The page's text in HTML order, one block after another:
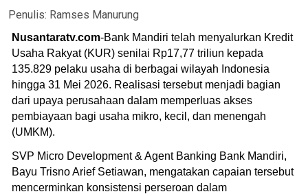
Penulis: Ramses Manurung
Nusantaratv.com-Bank Mandiri telah menyalurkan Kredit
Usaha Rakyat (KUR) senilai Rp17,77 triliun kepada
135.829 pelaku usaha di berbagai wilayah Indonesia
hingga 31 Mei 2026. Realisasi tersebut menjadi bagian
dari upaya perusahaan dalam memperluas akses
pembiayaan bagi usaha mikro, kecil, dan menengah
(UMKM).
SVP Micro Development & Agent Banking Bank Mandiri,
Bayu Trisno Arief Setiawan, mengatakan capaian tersebut
mencerminkan konsistensi perseroan dalam